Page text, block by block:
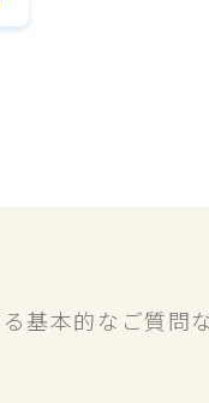
基本的なご質問